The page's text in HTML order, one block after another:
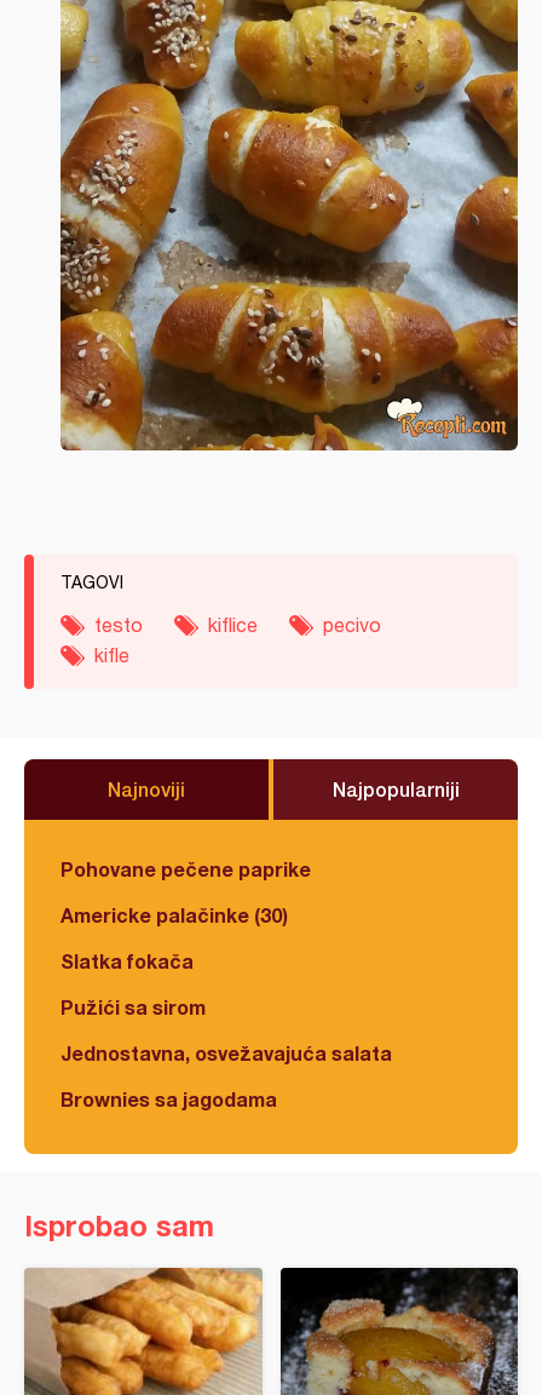
TAGOVI
testo kiflice
pecivo
kifle
Najnoviji Najpopularniji
Pohovane pečene paprike
Americke palačinke (30)
Slatka fokača
Pužići sa sirom
Jednostavna, osvežavajuća salata
Brownies sa jagodama
Isprobao sam